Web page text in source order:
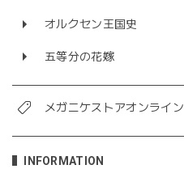
オルクセン王国史
五等分の花嫁
メガニケストアオンライン
INFORMATION